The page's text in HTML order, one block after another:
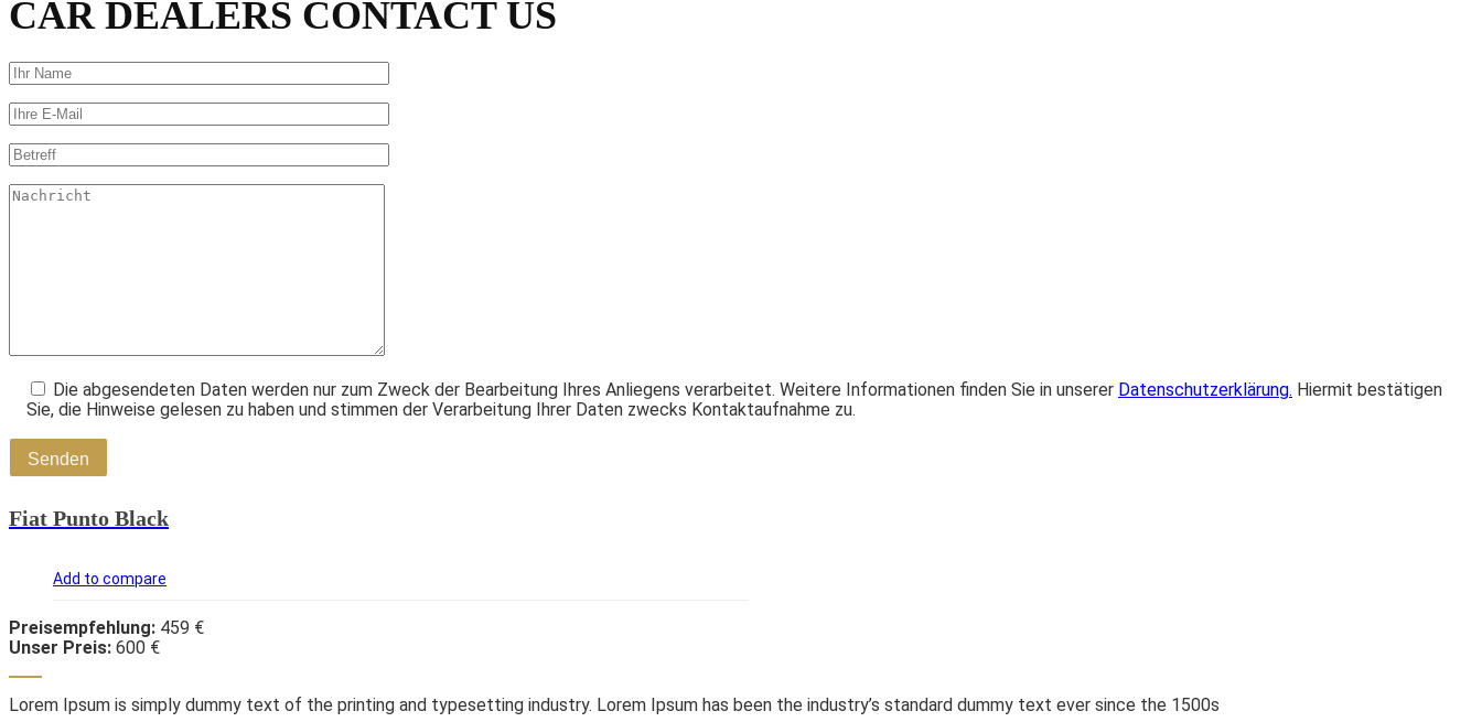
CAR DEALERS CONTACT US
Die abgesendeten Daten werden nur zum Zweck der Bearbeitung Ihres Anliegens verarbeitet. Weitere Informationen finden Sie in unserer Datenschutzerklärung. Hiermit bestätigen
Sie, die Hinweise gelesen zu haben und stimmen der Verarbeitung Ihrer Daten zwecks Kontaktaufnahme zu.
Fiat Punto Black
Add to compare
Preisempfehlung: 459 €
Unser Preis: 600 €
Lorem Ipsum is simply dummy text of the printing and typesetting industry. Lorem Ipsum has been the industry’s standard dummy text ever since the 1500s